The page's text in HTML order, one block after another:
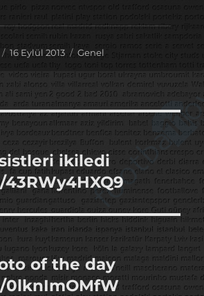
Yayın
16 Eylül 2013 Kategoriler
Genel
ikiledi
of the day